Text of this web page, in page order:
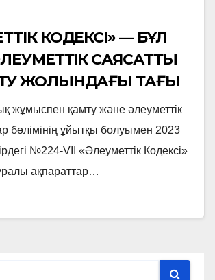
КОДЕКСІ» — БҰЛ
САЯСАТТЫ
ЖОЛЫНДАҒЫ ТАҒЫ
жұмыспен қамту және әлеуметтік
бөлімінің ұйытқы болуымен 2023
№224-VII «Әлеуметтік Кодексі»
ақпараттар…